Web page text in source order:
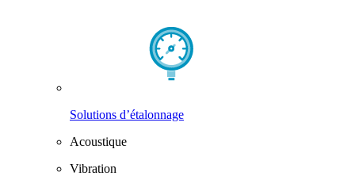
Solutions d’étalonnage
Acoustique
Vibration